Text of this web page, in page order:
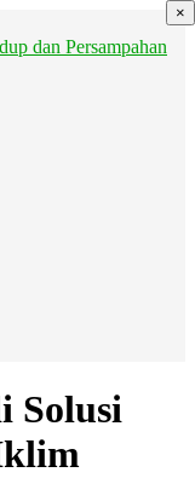
Solusi
×